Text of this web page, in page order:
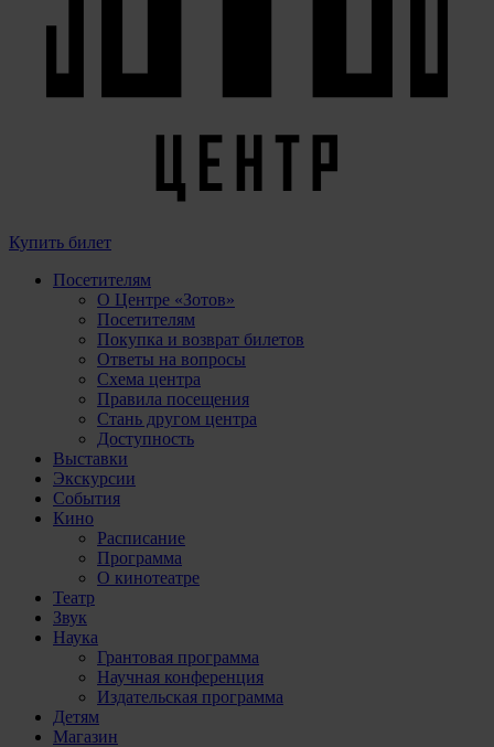
Купить билет
Посетителям
О Центре «Зотов»
Посетителям
Покупка и возврат билетов
Ответы на вопросы
Схема центра
Правила посещения
Стань другом центра
Доступность
Выставки
Экскурсии
События
Кино
Расписание
Программа
О кинотеатре
Театр
Звук
Наука
Грантовая программа
Научная конференция
Издательская программа
Детям
Магазин